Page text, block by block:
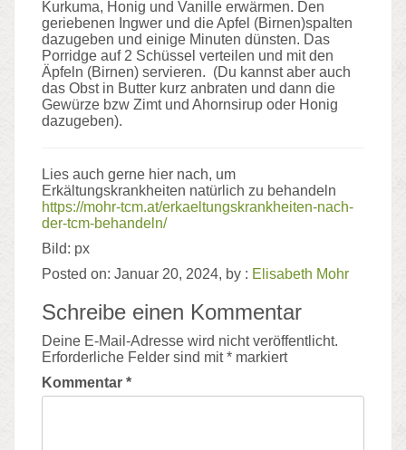
Kurkuma, Honig und Vanille erwärmen. Den
geriebenen Ingwer und die Apfel (Birnen)spalten
dazugeben und einige Minuten dünsten. Das
Porridge auf 2 Schüssel verteilen und mit den
Äpfeln (Birnen) servieren. (Du kannst aber auch
das Obst in Butter kurz anbraten und dann die
Gewürze bzw Zimt und Ahornsirup oder Honig
dazugeben).
Lies auch gerne hier nach, um
Erkältungskrankheiten natürlich zu behandeln
https://mohr-tcm.at/erkaeltungskrankheiten-nach-
der-tcm-behandeln/
Bild: px
Posted on: Januar 20, 2024, by : Elisabeth Mohr
Schreibe einen Kommentar
Deine E-Mail-Adresse wird nicht veröffentlicht.
Erforderliche Felder sind mit* markiert
Kommentar *